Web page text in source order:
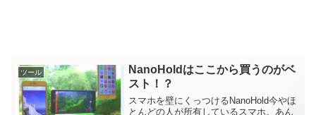
ツール
NanoHoldはここから買うのがベ
スト！？
スマホを壁にくっつけるNanoHold今やほ
とんどの人が所有しているスマホ。あん